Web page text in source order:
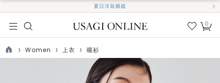
夏日洋裝圖鑑
我的
0
TOP
Women 上衣 襯衫